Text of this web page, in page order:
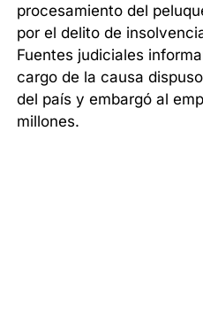
procesamiento del
por el delito de
Fuentes judiciales
cargo de la causa
del país y embargó al
millones.